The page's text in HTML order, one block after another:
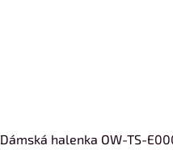
Dámská halenka OW-TS-